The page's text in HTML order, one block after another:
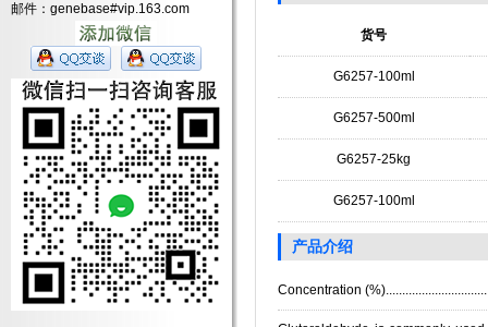
邮件：genebase#vip.163.com
货号
G6257-100ml
G6257-500ml
G6257-25kg
G6257-100ml
产品介绍
Concentration